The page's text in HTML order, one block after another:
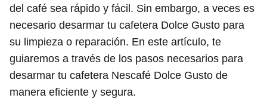
del café sea rápido y fácil. Sin embargo, a veces es
necesario desarmar tu cafetera Dolce Gusto para
su limpieza o reparación. En este artículo, te
guiaremos a través de los pasos necesarios para
desarmar tu cafetera Nescafé Dolce Gusto de
manera eficiente y segura.